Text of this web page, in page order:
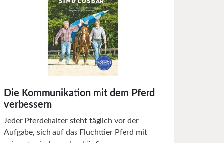
Die Kommunikation mit dem Pferd
verbessern
Jeder Pferdehalter steht täglich vor der
Aufgabe, sich auf das Fluchttier Pferd mit